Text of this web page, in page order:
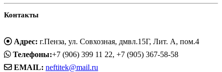
Контакты
Адрес: г.Пенза, ул. Совхозная, дмвл.15Г, Лит. А, пом.4
Телефоны:+7 (906) 399 11 22, +7 (905) 367-58-58
EMAIL: neftitek@mail.ru